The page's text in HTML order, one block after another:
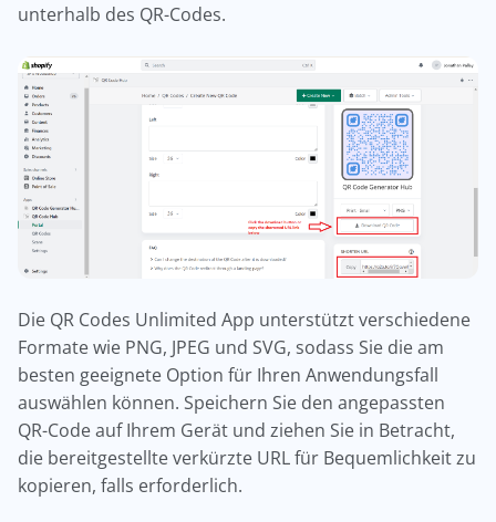
unterhalb des QR-Codes.
Die QR Codes Unlimited App unterstützt verschiedene
Formate wie PNG, JPEG und SVG, sodass Sie die am
besten geeignete Option für Ihren Anwendungsfall
auswählen können. Speichern Sie den angepassten
QR-Code auf Ihrem Gerät und ziehen Sie in Betracht,
die bereitgestellte verkürzte URL für Bequemlichkeit zu
kopieren, falls erforderlich.